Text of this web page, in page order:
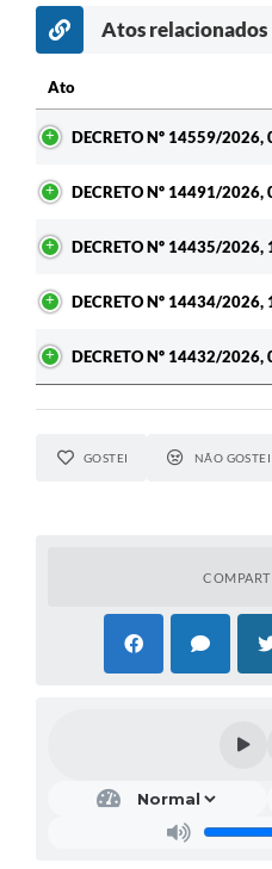
Atos relacionados
Ato
DECRETO Nº 14559/2026,
DECRETO Nº 14491/2026,
DECRETO Nº 14435/2026,
DECRETO Nº 14434/2026,
DECRETO Nº 14432/2026,
GOSTEI NÃO GOSTEI